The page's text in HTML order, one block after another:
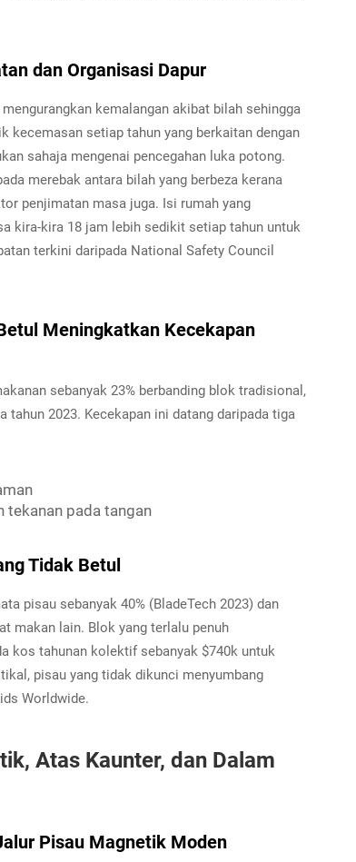
dan Organisasi Dapur
kemalangan akibat bilah sehingga
kecemasan setiap tahun yang berkaitan dengan
sahaja mengenai pencegahan luka potong.
merebak antara bilah yang berbeza kerana
penjimatan masa juga. Isi rumah yang
kira-kira 18 jam lebih sedikit setiap tahun untuk
terkini daripada National Safety Council
Meningkatkan Kecekapan
sebanyak 23% berbanding blok tradisional,
2023. Kecekapan ini datang daripada tiga
tekanan pada tangan
Tidak Betul
pisau sebanyak 40% (BladeTech 2023) dan
makan lain. Blok yang terlalu penuh
kos tahunan kolektif sebanyak $740k untuk
pisau yang tidak dikunci menyumbang
Worldwide.
Atas Kaunter, dan Dalam
Pisau Magnetik Moden